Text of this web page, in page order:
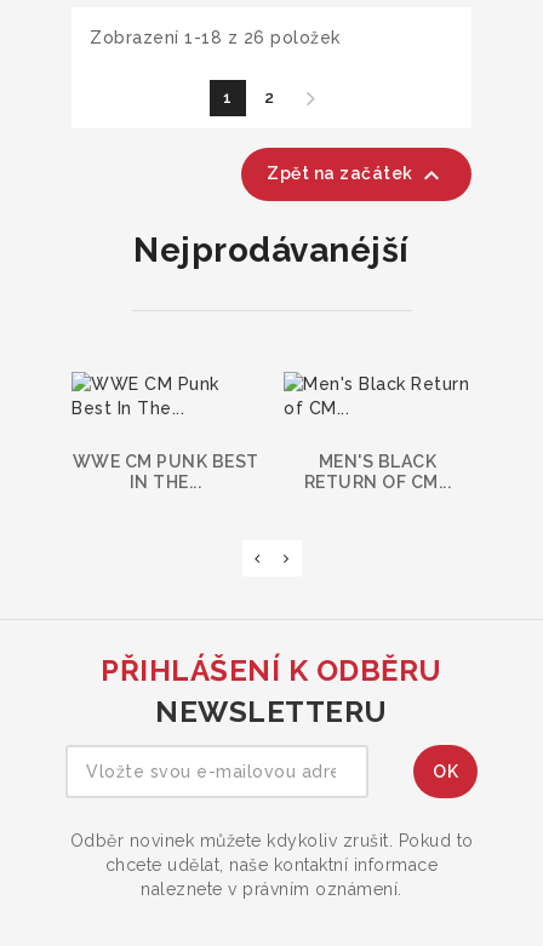
Zobrazení 1-18 z 26 položek
1 2
Zpět na začátek 
Nejprodávanéjší
WWE CM PUNK BEST
IN THE...
MEN'S BLACK
RETURN OF CM...
PŘIHLÁŠENÍ K ODBĚRU
NEWSLETTERU
Odběr novinek můžete kdykoliv zrušit. Pokud to
chcete udělat, naše kontaktní informace
naleznete v právním oznámení.